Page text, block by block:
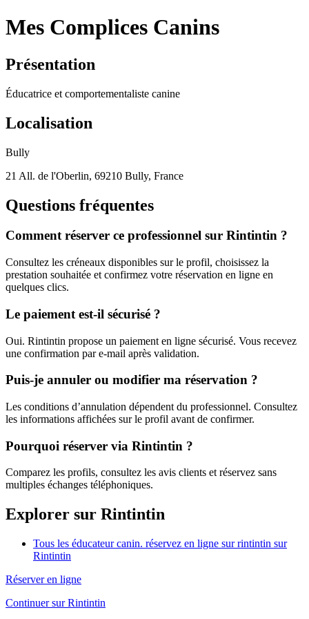
Mes Complices Canins
Présentation
Éducatrice et comportementaliste canine
Localisation
Bully
21 All. de l'Oberlin, 69210 Bully, France
Questions fréquentes
Comment réserver ce professionnel sur Rintintin ?
Consultez les créneaux disponibles sur le profil, choisissez la
prestation souhaitée et confirmez votre réservation en ligne en
quelques clics.
Le paiement est-il sécurisé ?
Oui. Rintintin propose un paiement en ligne sécurisé. Vous recevez
une confirmation par e-mail après validation.
Puis-je annuler ou modifier ma réservation ?
Les conditions d’annulation dépendent du professionnel. Consultez
les informations affichées sur le profil avant de confirmer.
Pourquoi réserver via Rintintin ?
Comparez les profils, consultez les avis clients et réservez sans
multiples échanges téléphoniques.
Explorer sur Rintintin
Tous les éducateur canin. réservez en ligne sur rintintin sur
Rintintin
Réserver en ligne
Continuer sur Rintintin